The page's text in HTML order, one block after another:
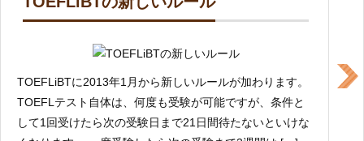
TOEFLiBTに2013年1月から新しいルールが加わります。
TOEFLテスト自体は、何度も受験が可能ですが、条件と
して1回受けたら次の受験日まで21日間待たないといけな